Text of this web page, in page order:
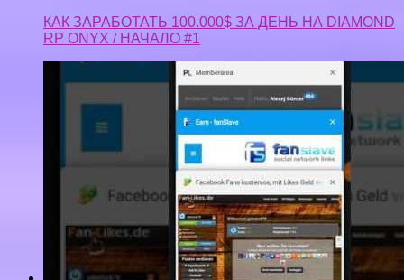
КАК ЗАРАБОТАТЬ 100.000$ ЗА ДЕНЬ НА DIAMOND
RP ONYX / НАЧАЛО #1